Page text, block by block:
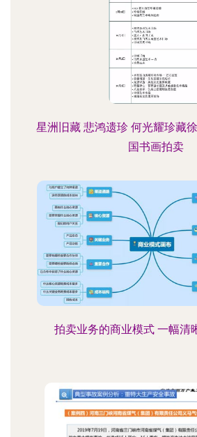
星洲旧藏 悲鸿遗珍 何光耀珍藏
国书画拍卖
拍卖业务的商业模式 一幅清